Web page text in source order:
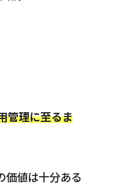
管理に至るま
価値は十分ある